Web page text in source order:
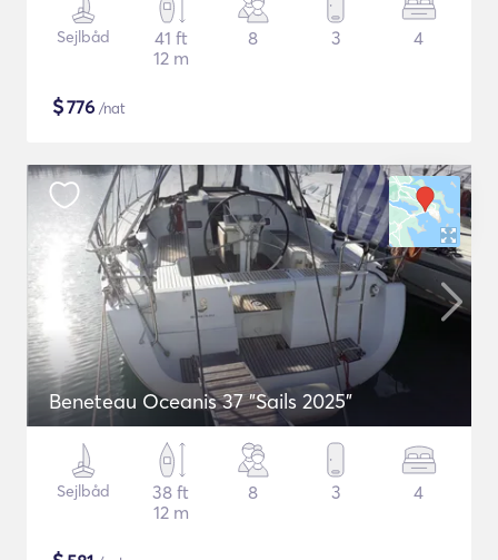
Sejlbåd
41 ft
12 m
8 3 4
$776 /nat
Beneteau Oceanis 37 "Sails 2025"
Sejlbåd
38 ft
12 m
8 3 4